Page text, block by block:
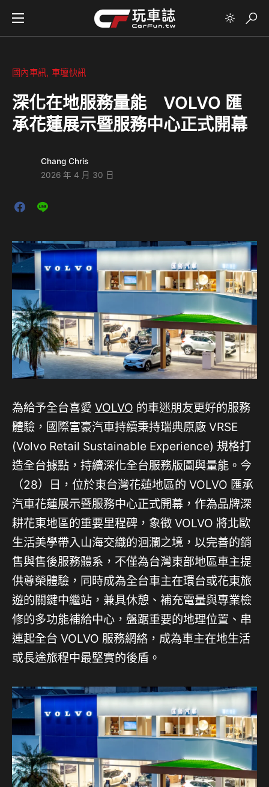
國內車訊 車壇快訊
深化在地服務量能 VOLVO 匯
承花蓮展示暨服務中心正式開幕
Chang Chris
2026 年 4 月 30 日
為給予全台喜愛 VOLVO 的車迷朋友更好的服務
體驗，國際富豪汽車持續秉持瑞典原廠 VRSE
(Volvo Retail Sustainable Experience) 規格打
造全台據點，持續深化全台服務版圖與量能。今
（28）日，位於東台灣花蓮地區的 VOLVO 匯承
汽車花蓮展示暨服務中心正式開幕，作為品牌深
耕花東地區的重要里程碑，象徵 VOLVO 將北歐
生活美學帶入山海交織的洄瀾之境，以完善的銷
售與售後服務體系，不僅為台灣東部地區車主提
供尊榮體驗，同時成為全台車主在環台或花東旅
遊的關鍵中繼站，兼具休憩、補充電量與專業檢
修的多功能補給中心，盤踞重要的地理位置、串
連起全台 VOLVO 服務網絡，成為車主在地生活
或長途旅程中最堅實的後盾。